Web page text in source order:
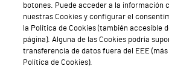
Teléfono Cita
Teléfono Atención al
Política de seguridad y salud
botones. Puede acceder a la información
nuestras Cookies y configurar el
la Política de Cookies (también accesible
página). Alguna de las Cookies podría
transferencia de datos fuera del EEE
Política de Cookies).